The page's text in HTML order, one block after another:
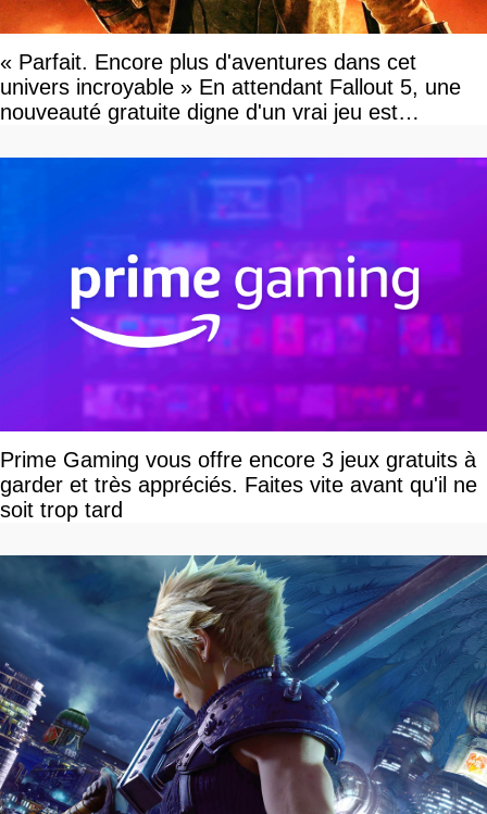
« Parfait. Encore plus d'aventures dans cet
univers incroyable » En attendant Fallout 5, une
nouveauté gratuite digne d'un vrai jeu est
Prime Gaming vous offre encore 3 jeux gratuits à
garder et très appréciés. Faites vite avant qu'il ne
soit trop tard